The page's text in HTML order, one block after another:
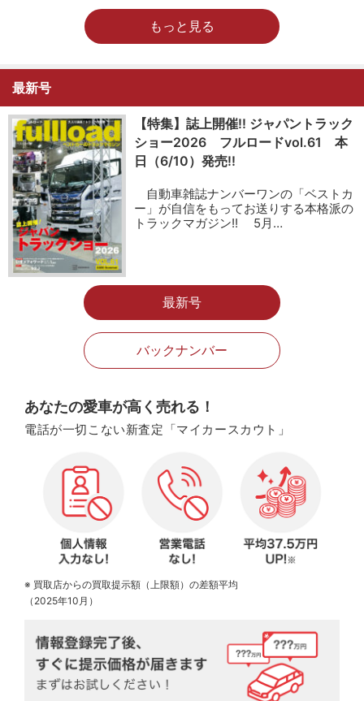
もっと見る
最新号
【特集】誌上開催!! ジャパントラック
ショー2026 フルロードvol.61 本
日（6/10）発売!!
自動車雑誌ナンバーワンの「ベストカ
ー」が自信をもってお送りする本格派の
トラックマガジン!! 5月…
最新号
バックナンバー
あなたの愛車が高く売れる！
電話が一切こない新査定「マイカースカウト」
※ 買取店からの買取提示額（上限額）の差額平均
（2025年10月）